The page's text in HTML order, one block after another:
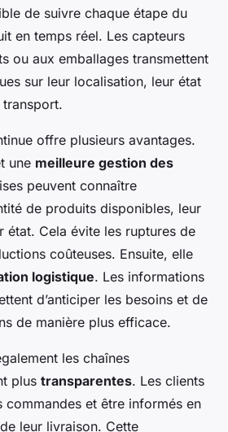
de suivre chaque étape du
en temps réel. Les capteurs
ou aux emballages transmettent
sur leur localisation, leur état
offre plusieurs avantages.
une meilleure gestion des
peuvent connaître
de produits disponibles, leur
état. Cela évite les ruptures de
coûteuses. Ensuite, elle
logistique. Les informations
d’anticiper les besoins et de
de manière plus efficace.
les chaînes
plus transparentes. Les clients
commandes et être informés en
leur livraison. Cette